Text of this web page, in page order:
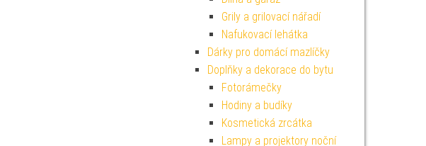
Grily a grilovací nářadí
Nafukovací lehátka
Dárky pro domácí mazlíčky
Doplňky a dekorace do bytu
Fotorámečky
Hodiny a budíky
Kosmetická zrcátka
Lampy a projektory noční